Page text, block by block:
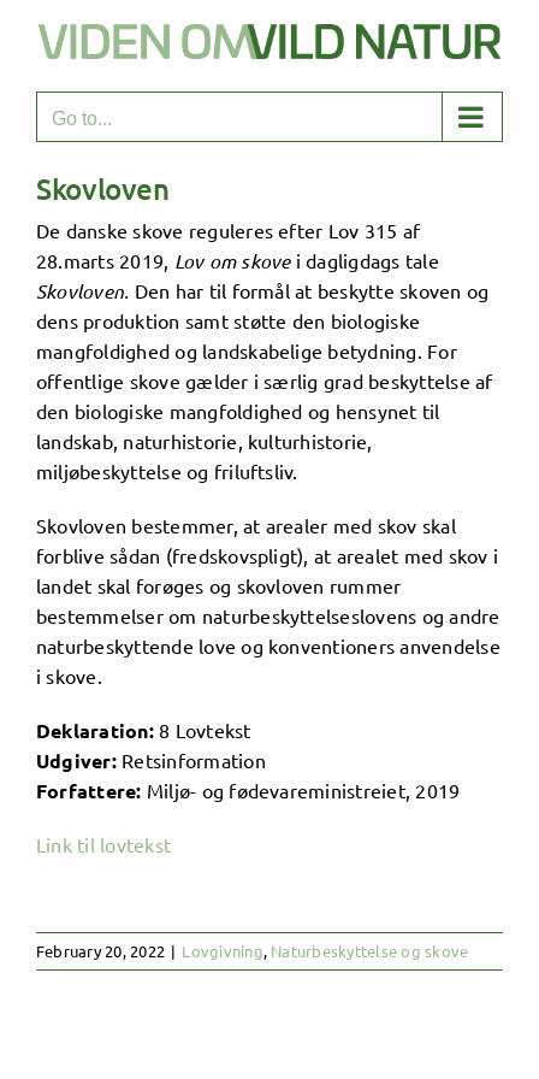
Go to...
Skovloven
De danske skove reguleres efter Lov 315 af
28.marts 2019, Lov om skovei dagligdags tale
Skovloven. Den har til formål at beskytte skoven og
dens produktion samt støtte den biologiske
mangfoldighed og landskabelige betydning. For
offentlige skove gælder i særlig grad beskyttelse af
den biologiske mangfoldighed og hensynet til
landskab, naturhistorie, kulturhistorie,
miljøbeskyttelse og friluftsliv.
Skovloven bestemmer, at arealer med skov skal
forblive sådan (fredskovspligt), at arealet med skov i
landet skal forøges og skovloven rummer
bestemmelser om naturbeskyttelseslovens og andre
naturbeskyttende love og konventioners anvendelse
i skove.
Deklaration: 8 Lovtekst
Udgiver:Retsinformation
Forfattere: Miljø- og fødevareministreiet, 2019
Link til lovtekst
February 20, 2022 | Lovgivning, Naturbeskyttelse og skove